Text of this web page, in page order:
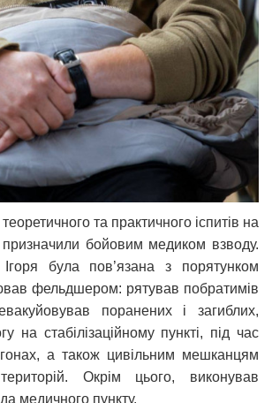
та практичного іспитів на
призначили бойовим медиком взводу.
Ігоря була пов’язана з порятунком
фельдшером: рятував побратимів
поранених і загиблих,
на стабілізаційному пункті, під час
а також цивільним мешканцям
Окрім цього, виконував
медичного пункту.